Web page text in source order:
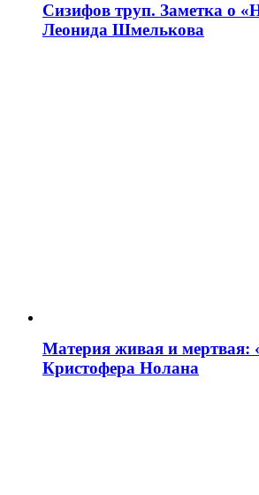
Сизифов труп. Заметка о
Леонида Шмелькова
Материя живая и мертвая:
Кристофера Нолана